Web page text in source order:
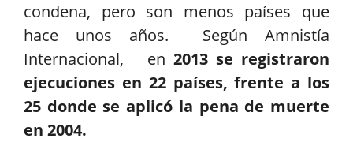
condena, pero son menos países que
hace unos años. Según Amnistía
Internacional, en 2013 se registraron
ejecuciones en 22 países, frente a los
25 donde se aplicó la pena de muerte
en 2004.